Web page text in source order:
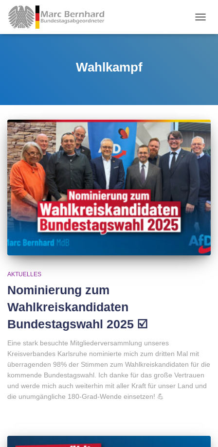
Wahlkampf
AKTUELLES
Nominierung zum
Wahlkreiskandidaten
Bundestagswahl 2025 ☑️
Eine stark besuchte Mitgliederversammlung unseres
Kreisverbandes Karlsruhe nominierte mich zum dritten Mal mit
überragenden 98% der Stimmen zum Wahlkreiskandidaten für die
kommende Bundestagswahl. Ich danke für das große Vertrauen
und werde mich auch weiterhin mit aller Kraft für unser Land und
die unumgängliche 180-Grad-Wende einsetzen! 💪